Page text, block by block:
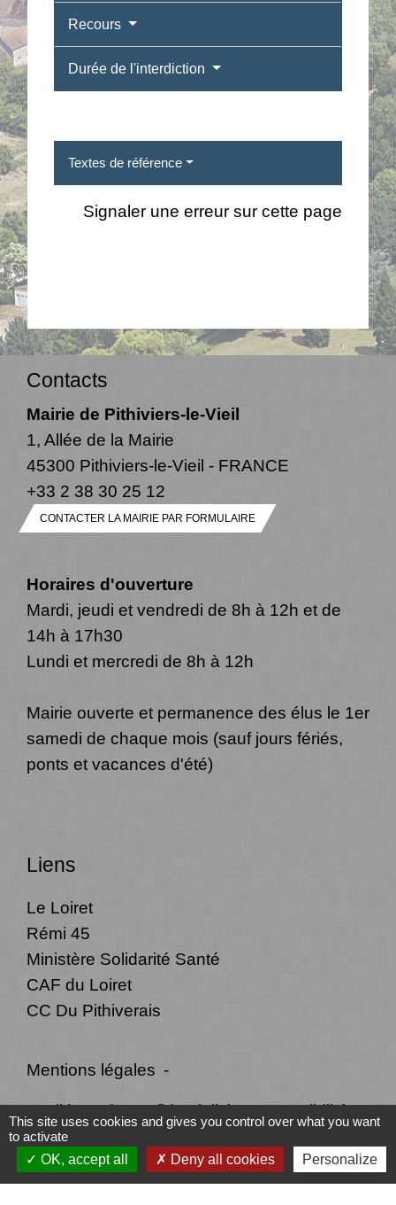
Recours
Durée de l'interdiction
Textes de référence
Signaler une erreur sur cette page
Contacts
Mairie de Pithiviers-le-Vieil
1, Allée de la Mairie
45300 Pithiviers-le-Vieil - FRANCE
+33 2 38 30 25 12
CONTACTER LA MAIRIE PAR FORMULAIRE
Horaires d'ouverture
Mardi, jeudi et vendredi de 8h à 12h et de
14h à 17h30
Lundi et mercredi de 8h à 12h
Mairie ouverte et permanence des élus le 1er
samedi de chaque mois (sauf jours fériés,
ponts et vacances d'été)
Liens
Le Loiret
Rémi 45
Ministère Solidarité Santé
CAF du Loiret
CC Du Pithiverais
Mentions légales -
Politique de confidentialité - Accessibilité -
Plan du site - Gestion des cookies
This site uses cookies and gives you control over what you want
to activate
OK, accept all
Deny all cookies Personalize